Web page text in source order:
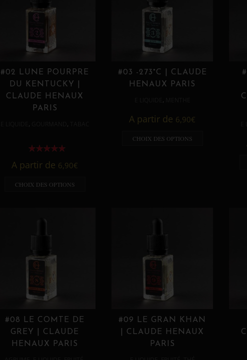
#02 LUNE POURPRE
DU KENTUCKY |
CLAUDE HENAUX
PARIS
, ,
A partir de 6,90€
CHOIX DES OPTIONS
#03 -273°C | CLAUDE
HENAUX PARIS
,
A partir de 6,90€
CHOIX DES OPTIONS
#08 LE COMTE DE
GREY | CLAUDE
HENAUX PARIS
#09 LE GRAN KHAN
| CLAUDE HENAUX
PARIS